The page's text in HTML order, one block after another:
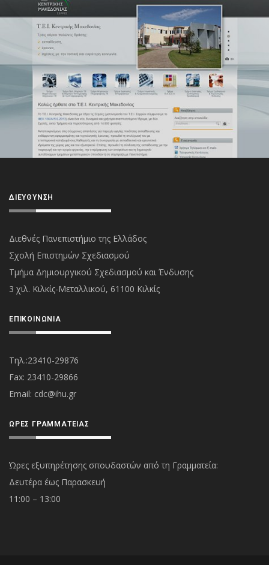
ΔΙΕΎΘΥΝΣΗ
Διεθνές Πανεπιστήμιο της Ελλάδος
Σχολή Επιστημών Σχεδιασμού
Τμήμα Δημιουργικού Σχεδιασμού και Ένδυσης
3 χιλ. Κιλκίς-Μεταλλικού, 61100 Κιλκίς
ΕΠΙΚΟΙΝΩΝΊΑ
Τηλ.:23410-29876
Fax: 23410-29866
Εmail: cdc@ihu.gr
ΏΡΕΣ ΓΡΑΜΜΑΤΕΊΑΣ
Ώρες εξυπηρέτησης σπουδαστών από τη Γραμματεία:
Δευτέρα έως Παρασκευή
11:00 – 13:00